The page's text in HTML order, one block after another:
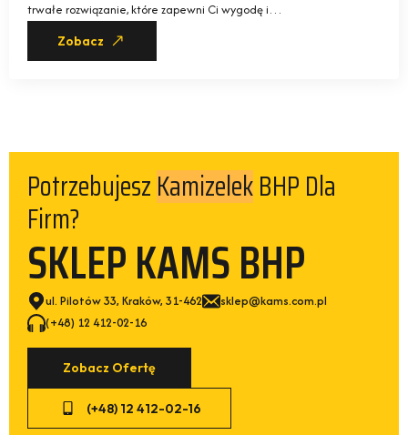
trwałe rozwiązanie, które zapewni Ci wygodę i…
Zobacz
Potrzebujesz Spodni BHP Dla
Firm?
SKLEP KAMS BHP
ul. Pilotów 33, Kraków, 31-462
sklep@kams.com.pl
(+48) 12 412-02-16
Zobacz Ofertę
(+48) 12 412-02-16